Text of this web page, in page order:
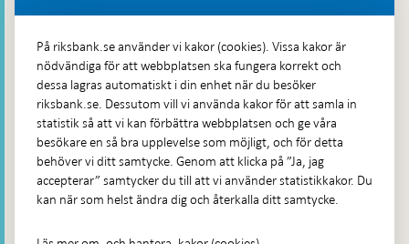
Hitta direkt
Frågor och svar-
Öppnas
i
ny
flik
Till Riksbankens webbarkiv-
Öppnas
i
ny
Presskontakt
Integritetspolicy
På riksbank.se använder vi kakor (cookies). Vissa kakor är
nödvändiga för att webbplatsen ska fungera korrekt och
dessa lagras automatiskt i din enhet när du besöker
riksbank.se. Dessutom vill vi använda kakor för att samla in
statistik så att vi kan förbättra webbplatsen och ge våra
besökare en så bra upplevelse som möjligt, och för detta
behöver vi ditt samtycke. Genom att klicka på ”Ja, jag
accepterar” samtycker du till att vi använder statistikkakor. Du
kan när som helst ändra dig och återkalla ditt samtycke.